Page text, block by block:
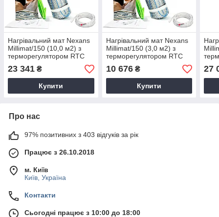
Нагрівальний мат Nexans
Millimat/150 (10,0 м2) з
терморегулятором RTC
70.26
23 341 ₴
Купити
Нагрівальний мат Nexans
Millimat/150 (3,0 м2) з
терморегулятором RTC
70.26
10 676₴
Купити
27
Про нас
97% позитивних з 403 відгуків за рік
Працює з 26.10.2018
м. Київ
Київ, Україна
Контакти
Сьогодні працює з 10:00 до 18:00